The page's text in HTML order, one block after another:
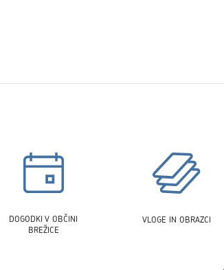
DOGODKI V OBČINI
BREŽICE
VLOGE IN OBRAZCI